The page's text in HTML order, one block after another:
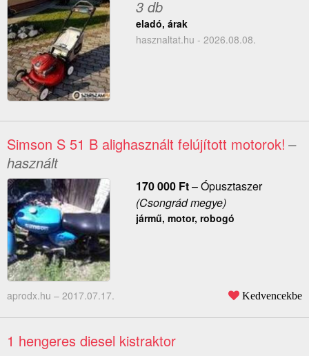
3 db
eladó, árak
hasznaltat.hu - 2026.08.08.
Simson S 51 B alighasznált felújított motorok! –
használt
170 000 Ft–Ópusztaszer
(Csongrád megye)
jármű, motor, robogó
aprodx.hu – 2017.07.17. Kedvencekbe
1 hengeres diesel kistraktor